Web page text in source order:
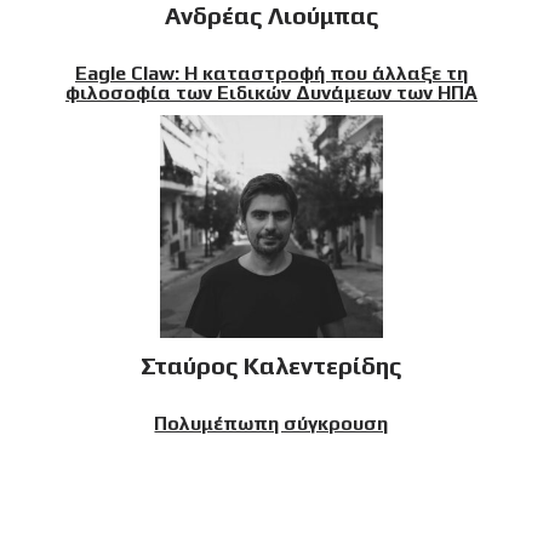
Ανδρέας Λιούμπας
Eagle Claw: Η καταστροφή που άλλαξε τη
φιλοσοφία των Ειδικών Δυνάμεων των ΗΠΑ
Σταύρος Καλεντερίδης
Πολυμέπωπη σύγκρουση